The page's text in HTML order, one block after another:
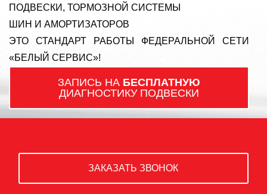
ПОДВЕСКИ, ТОРМОЗНОЙ СИСТЕМЫ
ШИН И АМОРТИЗАТОРОВ
ЭТО СТАНДАРТ РАБОТЫ ФЕДЕРАЛЬНОЙ СЕТИ
«БЕЛЫЙ СЕРВИС»!
ЗАПИСЬ НА БЕСПЛАТНУЮ
ДИАГНОСТИКУ ПОДВЕСКИ
ЗАКАЗАТЬ ЗВОНОК